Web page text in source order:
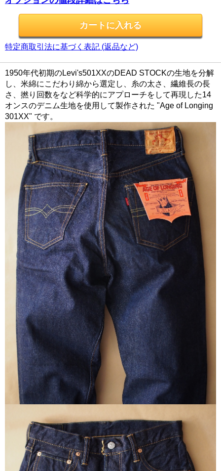
特定商取引法に基づく表記 (返品など)
1950年代初期のLevi's501XXのDEAD STOCKの生地を分解
し、米綿にこだわり綿から選定し、糸の太さ、繊維長の長
さ、撚り回数をなど科学的にアプローチをして再現した14
オンスのデニム生地を使用して製作された "Age of Longing
301XX" です。